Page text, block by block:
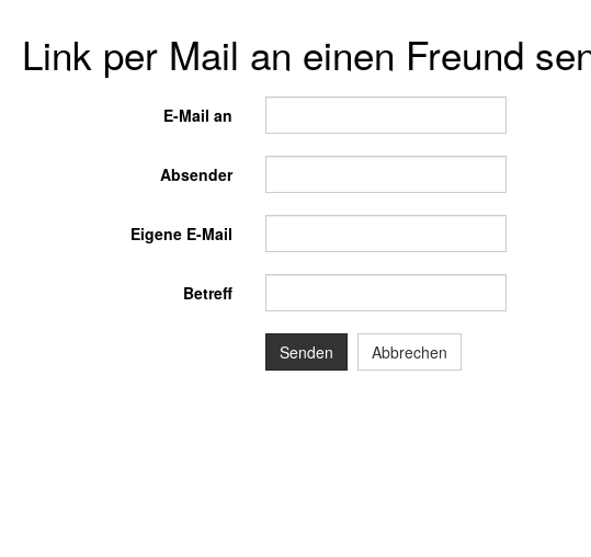
Link per Mail an einen Freund
E-Mail an
Absender
Eigene E-Mail
Betreff
Senden Abbrechen